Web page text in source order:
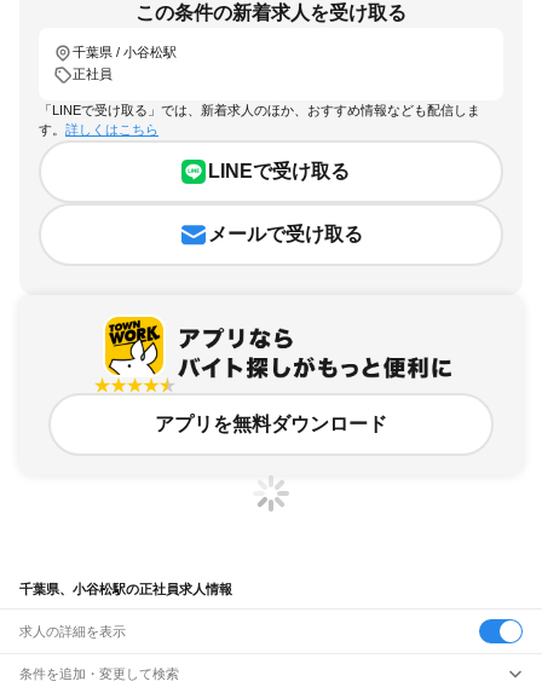
この条件の新着求人を受け取る
千葉県 / 小谷松駅
正社員
「LINEで受け取る」では、新着求人のほか、おすすめ情報なども配信しま
す。 詳しくはこちら
LINEで受け取る
メールで受け取る
アプリを無料ダウンロード
千葉県、小谷松駅の正社員求人情報
求人の詳細を表示
条件を追加・変更して検索